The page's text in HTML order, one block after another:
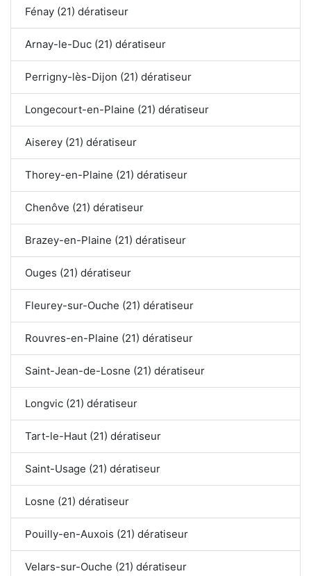
Fénay (21) dératiseur
Arnay-le-Duc (21) dératiseur
Perrigny-lès-Dijon (21) dératiseur
Longecourt-en-Plaine (21) dératiseur
Aiserey (21) dératiseur
Thorey-en-Plaine (21) dératiseur
Chenôve (21) dératiseur
Brazey-en-Plaine (21) dératiseur
Ouges (21) dératiseur
Fleurey-sur-Ouche (21) dératiseur
Rouvres-en-Plaine (21) dératiseur
Saint-Jean-de-Losne (21) dératiseur
Longvic (21) dératiseur
Tart-le-Haut (21) dératiseur
Saint-Usage (21) dératiseur
Losne (21) dératiseur
Pouilly-en-Auxois (21) dératiseur
Velars-sur-Ouche (21) dératiseur